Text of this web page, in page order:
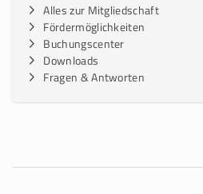
Alles zur Mitgliedschaft
Fördermöglichkeiten
Buchungscenter
Downloads
Fragen & Antworten